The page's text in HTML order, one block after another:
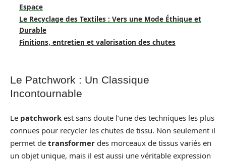
Espace
Le Recyclage des Textiles : Vers une Mode Éthique et
Durable
Finitions, entretien et valorisation des chutes
Le Patchwork : Un Classique
Incontournable
Le patchwork est sans doute l’une des techniques les plus
connues pour recycler les chutes de tissu. Non seulement il
permet de transformer des morceaux de tissus variés en
un objet unique, mais il est aussi une véritable expression